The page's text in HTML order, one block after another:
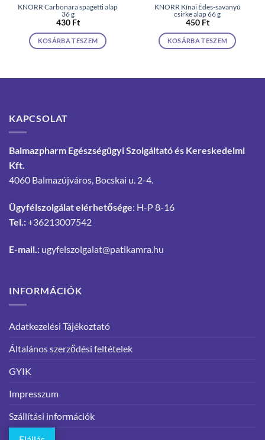
KNORR Carbonara spagetti alap
36 g
430 Ft
KOSÁRBA TESZEM
KNORR Kínai Édes-savanyú
csirke alap 66 g
450 Ft
KOSÁRBA TESZEM
KAPCSOLAT
Balmazpharm Egészségügyi Szolgáltató és Kereskedelmi
Kft.
4060 Balmazújváros, Bocskai u. 2-4.
Ügyfélszolgálat elérhetősége: H-P 8-16
Tel.:+36213007542
E-mail.: ugyfelszolgalat@patikamra.hu
INFORMÁCIÓK
Adatkezelési Tájékoztató
Általános szerződési feltételek
GYIK
Impresszum
Szállítási információk